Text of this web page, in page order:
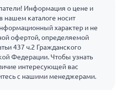
Информация о цене и
нашем каталоге носит
характер и не
офертой, определяемой
437 ч.2 Гражданского
Федерации. Чтобы узнать
интересующей вас
с нашими менеджерами.